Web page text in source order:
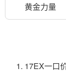
黄金力量
17EX一口